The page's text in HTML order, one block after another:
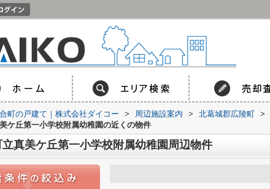
町の戸建て｜株式会社ダイコー > 周辺施設案内 > 北葛城郡広陵町 >
ケ丘第一小学校附属幼稚園の近くの物件
立真美ケ丘第一小学校附属幼稚園周辺物件